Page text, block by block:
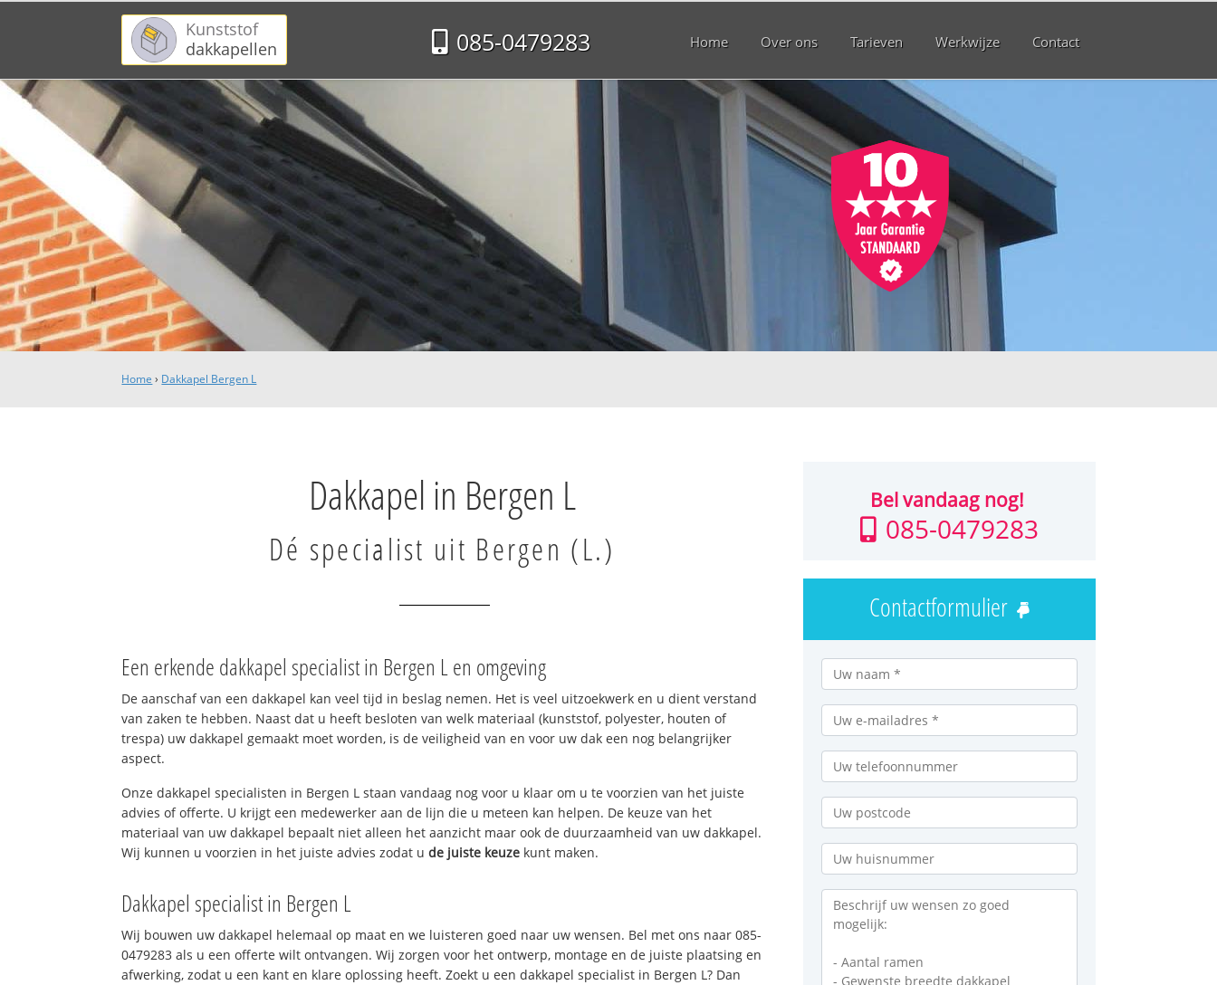
Kunststof
dakkapellen
085-0479283 Home Over ons Tarieven Werkwijze Contact
Home › Dakkapel Bergen L
Dakkapel in Bergen L
Dé specialist uit Bergen (L.)
Een erkende dakkapel specialist in Bergen L en omgeving
De aanschaf van een dakkapel kan veel tijd in beslag nemen. Het is veel uitzoekwerk en u dient verstand
van zaken te hebben. Naast dat u heeft besloten van welk materiaal (kunststof, polyester, houten of
trespa) uw dakkapel gemaakt moet worden, is de veiligheid van en voor uw dak een nog belangrijker
aspect.
Onze dakkapel specialisten in Bergen L staan vandaag nog voor u klaar om u te voorzien van het juiste
advies of offerte. U krijgt een medewerker aan de lijn die u meteen kan helpen. De keuze van het
materiaal van uw dakkapel bepaalt niet alleen het aanzicht maar ook de duurzaamheid van uw dakkapel.
Wij kunnen u voorzien in het juiste advies zodat ude juiste keuze kunt maken.
Dakkapel specialist in Bergen L
Wij bouwen uw dakkapel helemaal op maat en we luisteren goed naar uw wensen. Bel met ons naar 085-
0479283 als u een offerte wilt ontvangen. Wij zorgen voor het ontwerp, montage en de juiste plaatsing en
afwerking, zodat u een kant en klare oplossing heeft. Zoekt u een dakkapel specialist in Bergen L? Dan
Bel vandaag nog!
085-0479283
Contactformulier